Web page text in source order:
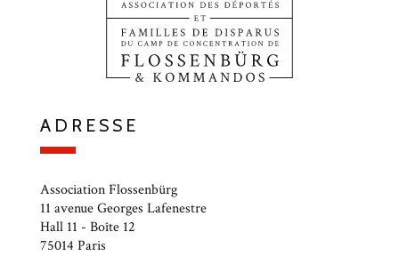
ADRESSE
Association Flossenbürg
11 avenue Georges Lafenestre
Hall 11 - Boîte 12
75014 Paris